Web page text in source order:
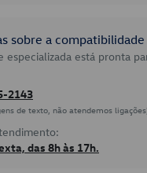
sobre a
especializada está pronta
2143
de texto, não atendemos
das 8h às 17h.